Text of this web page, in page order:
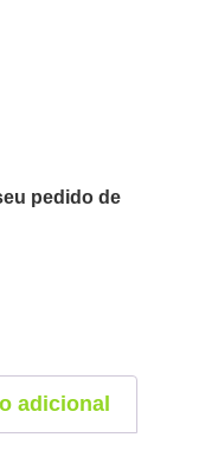
pedido de
adicional